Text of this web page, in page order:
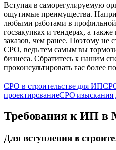
Вступая в саморегулируемую
ощутимые преимущества.
любыми работами в профильной
госзакупках и тендерах, а
заказов, чем ранее. Поэтому не
СРО, ведь тем самым вы
бизнеса. Обратитесь к нашим
проконсультировать вас более
СРО в строительстве для ИП
проектированиеСРО изыскания
Требования к ИП в
Для вступления в